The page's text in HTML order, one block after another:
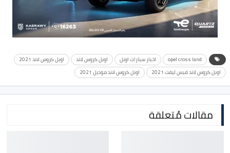
opel cross land اخبار سيارات اوبل اوبل كروس لاند
اوبل كروس لاند 2021
اوبل كروس لاند فيس ليفت 2021
اوبل كروس لاند موديل 2021
مقالات مُتعلقة